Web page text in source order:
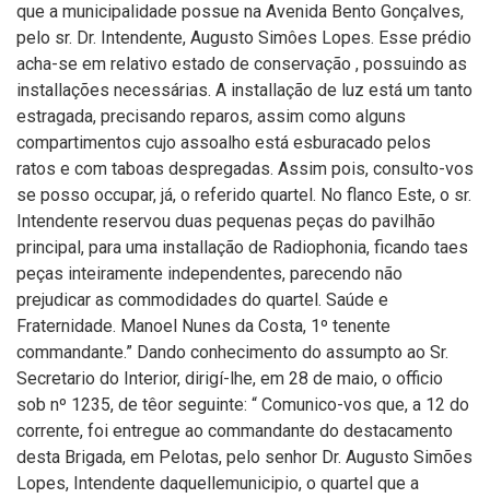
que a municipalidade possue na Avenida Bento Gonçalves,
pelo sr. Dr. Intendente, Augusto Simôes Lopes. Esse prédio
acha-se em relativo estado de conservação , possuindo as
installações necessárias. A installação de luz está um tanto
estragada, precisando reparos, assim como alguns
compartimentos cujo assoalho está esburacado pelos
ratos e com taboas despregadas. Assim pois, consulto-vos
se posso occupar, já, o referido quartel. No flanco Este, o sr.
Intendente reservou duas pequenas peças do pavilhão
principal, para uma installação de Radiophonia, ficando taes
peças inteiramente independentes, parecendo não
prejudicar as commodidades do quartel. Saúde e
Fraternidade. Manoel Nunes da Costa, 1º tenente
commandante.” Dando conhecimento do assumpto ao Sr.
Secretario do Interior, dirigí-lhe, em 28 de maio, o officio
sob nº 1235, de têor seguinte: “ Comunico-vos que, a 12 do
corrente, foi entregue ao commandante do destacamento
desta Brigada, em Pelotas, pelo senhor Dr. Augusto Simões
Lopes, Intendente daquellemunicipio, o quartel que a